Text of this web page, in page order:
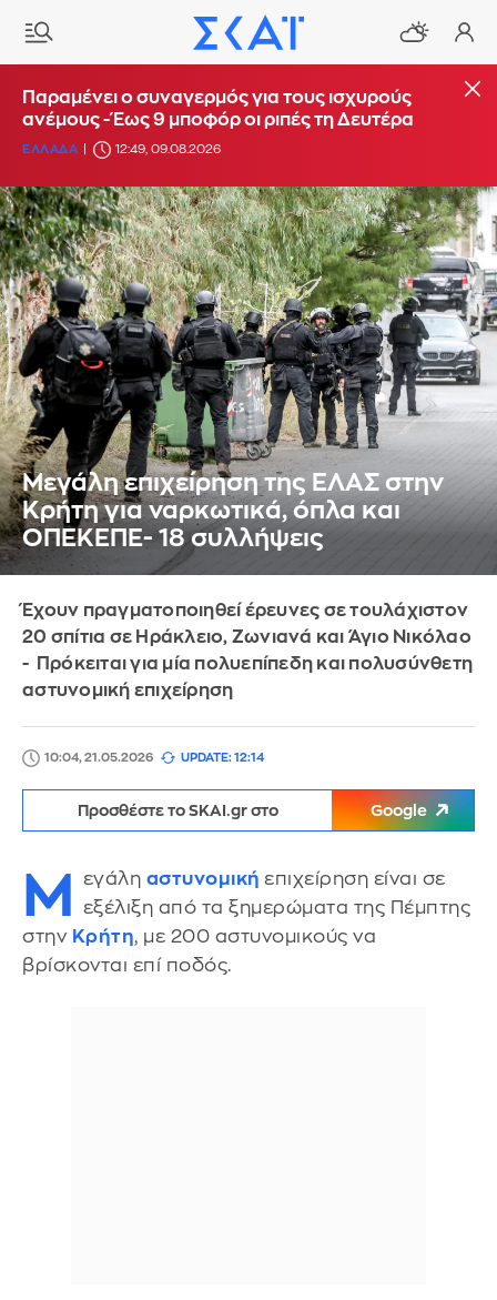
Παραμένει ο συναγερμός για τους ισχυρούς
ανέμους - Έως 9 μποφόρ οι ριπές τη Δευτέρα
ΕΛΛΑΔΑ 12:49, 09.08.2026
Μεγάλη επιχείρηση της ΕΛΑΣ στην
Κρήτη για ναρκωτικά, όπλα και
ΟΠΕΚΕΠΕ- 18 συλλήψεις
Έχουν πραγματοποιηθεί έρευνες σε τουλάχιστον
20 σπίτια σε Ηράκλειο, Ζωνιανά και Άγιο Νικόλαο
- Πρόκειται για μία πολυεπίπεδη και πολυσύνθετη
αστυνομική επιχείρηση
10:04, 21.05.2026 UPDATE: 12:14
Προσθέστε το SKAI.gr στο Google
Μ εγάλη αστυνομική επιχείρηση είναι σε
εξέλιξη από τα ξημερώματα της Πέμπτης
στην Κρήτη, με 200 αστυνομικούς να
βρίσκονται επί ποδός.